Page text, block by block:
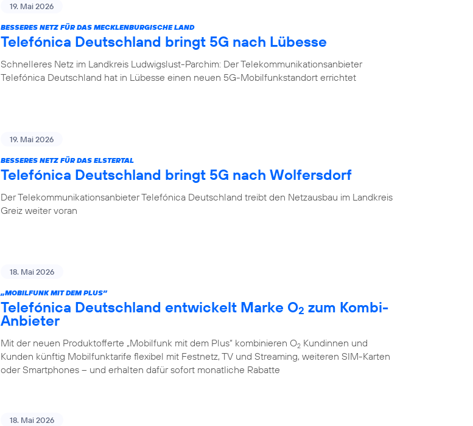
19. Mai 2026
BESSERES NETZ FÜR DAS MECKLENBURGISCHE LAND
Telefónica Deutschland bringt 5G nach Lübesse
Schnelleres Netz im Landkreis Ludwigslust-Parchim: Der Telekommunikationsanbieter
Telefónica Deutschland hat in Lübesse einen neuen 5G-Mobilfunkstandort errichtet
19. Mai 2026
BESSERES NETZ FÜR DAS ELSTERTAL
Telefónica Deutschland bringt 5G nach Wolfersdorf
Der Telekommunikationsanbieter Telefónica Deutschland treibt den Netzausbau im Landkreis
Greiz weiter voran
18. Mai 2026
„MOBILFUNK MIT DEM PLUS”
Telefónica Deutschland entwickelt Marke O2 zum Kombi-
Anbieter
Mit der neuen Produktofferte „Mobilfunk mit dem Plus“ kombinieren O2 Kundinnen und
Kunden künftig Mobilfunktarife flexibel mit Festnetz, TV und Streaming, weiteren SIM-Karten
oder Smartphones – und erhalten dafür sofort monatliche Rabatte
18. Mai 2026